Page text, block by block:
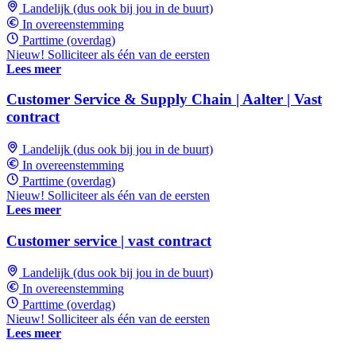
Landelijk (dus ook bij jou in de buurt)
In overeenstemming
Parttime (overdag)
Nieuw! Solliciteer als één van de eersten
Lees meer
Customer Service & Supply Chain | Aalter | Vast
contract
Landelijk (dus ook bij jou in de buurt)
In overeenstemming
Parttime (overdag)
Nieuw! Solliciteer als één van de eersten
Lees meer
Customer service | vast contract
Landelijk (dus ook bij jou in de buurt)
In overeenstemming
Parttime (overdag)
Nieuw! Solliciteer als één van de eersten
Lees meer